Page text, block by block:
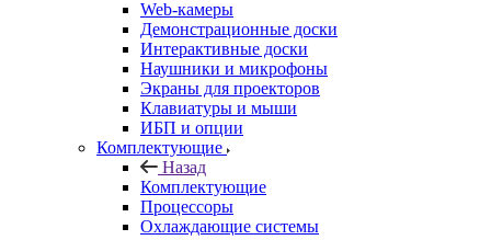
Web-камеры
Демонстрационные доски
Интерактивные доски
Наушники и микрофоны
Экраны для проекторов
Клавиатуры и мыши
ИБП и опции
Комплектующие
Назад
Комплектующие
Процессоры
Охлаждающие системы